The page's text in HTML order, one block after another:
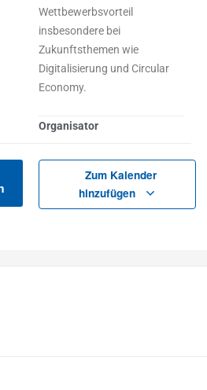
Wettbewerbsvorteil
insbesondere bei
Zukunftsthemen wie
Digitalisierung und Circular
Economy.
Organisator
Zum Kalender
hinzufügen